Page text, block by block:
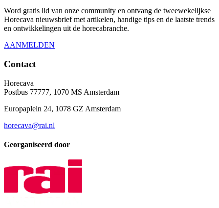
Word gratis lid van onze community en ontvang de tweewekelijkse
Horecava nieuwsbrief met artikelen, handige tips en de laatste trends
en ontwikkelingen uit de horecabranche.
AANMELDEN
Contact
Horecava
Postbus 77777, 1070 MS Amsterdam
Europaplein 24, 1078 GZ Amsterdam
horecava@rai.nl
Georganiseerd door